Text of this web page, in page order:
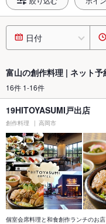
日付
富山の創作料理 | ネット
16件 1-16件
19HITOYASUMI戸出店
創作料理 高岡市
個室会席料理と和食創作ランチのお店